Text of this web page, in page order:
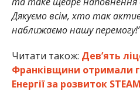
Дякуємо всім, хто так
наближаємо нашу
Читати також: Дев’ять
Франківщини отримали
Енергії за розвиток